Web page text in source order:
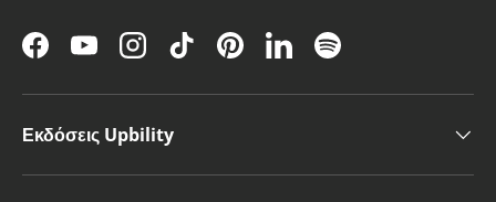
FacebookYouTubeInstagramTikTokPinterestLinkedInSpotify
Εκδόσεις Upbility